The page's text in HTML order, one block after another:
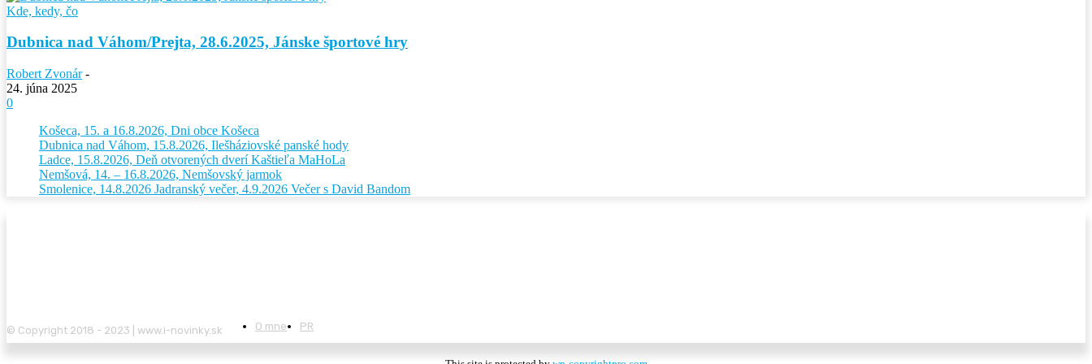
Kde, kedy, čo
Dubnica nad Váhom/Prejta, 28.6.2025, Jánske športové hry
Robert Zvonár -
24. júna 2025
0
Košeca, 15. a 16.8.2026, Dni obce Košeca
Dubnica nad Váhom, 15.8.2026, Ilešháziovské panské hody
Ladce, 15.8.2026, Deň otvorených dverí Kaštieľa MaHoLa
Nemšová, 14. – 16.8.2026, Nemšovský jarmok
Smolenice, 14.8.2026 Jadranský večer, 4.9.2026 Večer s David Bandom
© Copyright 2018 - 2023 | www.i-novinky.sk O mne PR